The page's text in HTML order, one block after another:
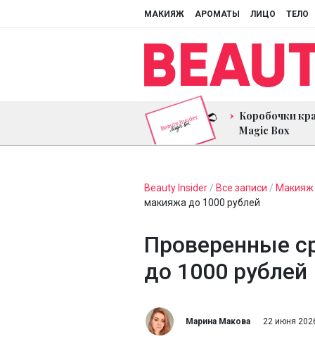
МАКИЯЖ АРОМАТЫ ЛИЦО ТЕЛО
Коробочки
Magic Box
Beauty Insider / Все записи / Макияж
макияжа до 1000 рублей
Проверенные
до 1000 рублей
Марина Макова 22 июня